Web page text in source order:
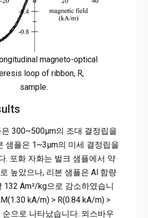
magneto-optical
loop of ribbon, R,
sample.
300~500μm의 조대 결정립을
샘플은 1~3μm의 미세 결정립을
. 포화 자화는 벌크 샘플에서 약
높았으나, 리본 샘플은 Al 함량
132 Am²/kg으로 감소하였습니
kA/m) > R(0.84 kA/m) >
순으로 나타났습니다. 뫼스바우